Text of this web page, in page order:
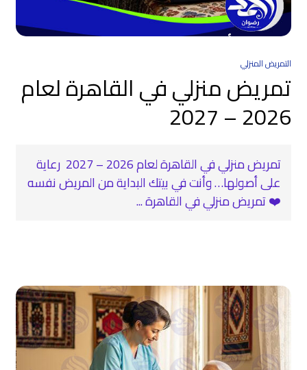
التمريض المنزلي
تمريض منزلي في القاهرة لعام
2026 – 2027
تمريض منزلي في القاهرة لعام 2026 – 2027 ‍ رعاية
على أصولها… وأنت في بيتك البداية من المريض نفسه
❤️ تمريض منزلي في القاهرة ...